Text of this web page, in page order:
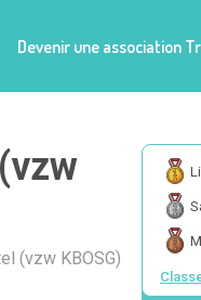
Devenir une association
(vzw KBOSG)